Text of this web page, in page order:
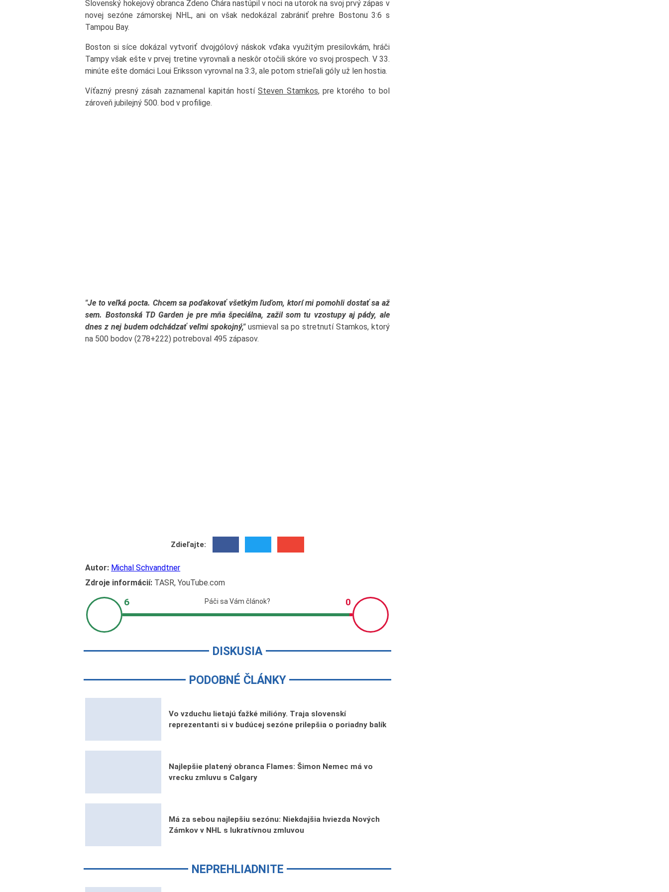
Slovenský hokejový obranca Zdeno Chára nastúpil v noci na utorok na svoj prvý zápas v
novej sezóne zámorskej NHL, ani on však nedokázal zabrániť prehre Bostonu 3:6 s
Tampou Bay.
Boston si síce dokázal vytvoriť dvojgólový náskok vďaka využitým presilovkám, hráči
Tampy však ešte v prvej tretine vyrovnali a neskôr otočili skóre vo svoj prospech. V 33.
minúte ešte domáci Loui Eriksson vyrovnal na 3:3, ale potom strieľali góly už len hostia.
Víťazný presný zásah zaznamenal kapitán hostíSteven Stamkos, pre ktorého to bol
zároveň jubilejný 500. bod v profilige.
"Je to veľká pocta. Chcem sa poďakovať všetkým ľuďom, ktorí mi pomohli dostať sa až
sem. Bostonská TD Garden je pre mňa špeciálna, zažil som tu vzostupy aj pády, ale
dnes z nej budem odchádzať veľmi spokojný,"usmieval sa po stretnutí Stamkos, ktorý
na 500 bodov (278+222) potreboval 495 zápasov.
Zdieľajte:
Autor: Michal Schvandtner
Zdroje informácií: TASR, YouTube.com
DISKUSIA
PODOBNÉ ČLÁNKY
Vo vzduchu lietajú ťažké milióny. Traja slovenskí
reprezentanti si v budúcej sezóne prilepšia o poriadny balík
Najlepšie platený obranca Flames: Šimon Nemec má vo
vrecku zmluvu s Calgary
Má za sebou najlepšiu sezónu: Niekdajšia hviezda Nových
Zámkov v NHL s lukratívnou zmluvou
NEPREHLIADNITE